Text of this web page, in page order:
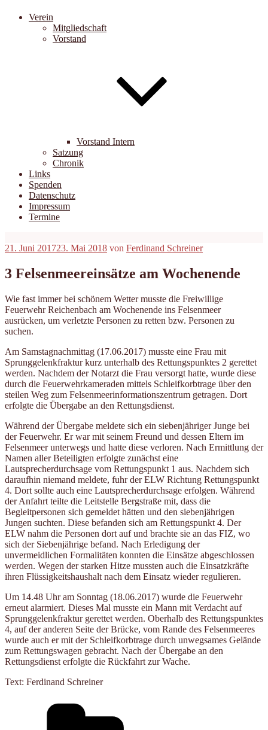
Verein
Mitgliedschaft
Vorstand
Vorstand Intern
Satzung
Chronik
Links
Spenden
Datenschutz
Impressum
Termine
Veröffentlicht
21. Juni 201723. Mai 2018 von Ferdinand Schreiner
3 Felsenmeereinsätze am Wochenende
Wie fast immer bei schönem Wetter musste die Freiwillige
Feuerwehr Reichenbach am Wochenende ins Felsenmeer
ausrücken, um verletzte Personen zu retten bzw. Personen zu
suchen.
Am Samstagnachmittag (17.06.2017) musste eine Frau mit
Sprunggelenkfraktur kurz unterhalb des Rettungspunktes 2 gerettet
werden. Nachdem der Notarzt die Frau versorgt hatte, wurde diese
durch die Feuerwehrkameraden mittels Schleifkorbtrage über den
steilen Weg zum Felsenmeerinformationszentrum getragen. Dort
erfolgte die Übergabe an den Rettungsdienst.
Während der Übergabe meldete sich ein siebenjähriger Junge bei
der Feuerwehr. Er war mit seinem Freund und dessen Eltern im
Felsenmeer unterwegs und hatte diese verloren. Nach Ermittlung der
Namen aller Beteiligten erfolgte zunächst eine
Lautsprecherdurchsage vom Rettungspunkt 1 aus. Nachdem sich
daraufhin niemand meldete, fuhr der ELW Richtung Rettungspunkt
4. Dort sollte auch eine Lautsprecherdurchsage erfolgen. Während
der Anfahrt teilte die Leitstelle Bergstraße mit, dass die
Begleitpersonen sich gemeldet hätten und den siebenjährigen
Jungen suchten. Diese befanden sich am Rettungspunkt 4. Der
ELW nahm die Personen dort auf und brachte sie an das FIZ, wo
sich der Siebenjährige befand. Nach Erledigung der
unvermeidlichen Formalitäten konnten die Einsätze abgeschlossen
werden. Wegen der starken Hitze mussten auch die Einsatzkräfte
ihren Flüssigkeitshaushalt nach dem Einsatz wieder regulieren.
Um 14.48 Uhr am Sonntag (18.06.2017) wurde die Feuerwehr
erneut alarmiert. Dieses Mal musste ein Mann mit Verdacht auf
Sprunggelenkfraktur gerettet werden. Oberhalb des Rettungspunktes
4, auf der anderen Seite der Brücke, vom Rande des Felsenmeeres
wurde auch er mit der Schleifkorbtrage durch unwegsames Gelände
zum Rettungswagen gebracht. Nach der Übergabe an den
Rettungsdienst erfolgte die Rückfahrt zur Wache.
Text: Ferdinand Schreiner